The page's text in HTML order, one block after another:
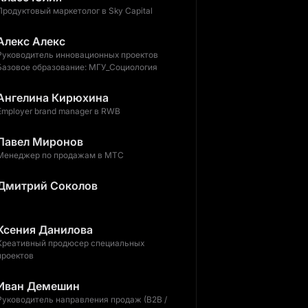
маркетолог в Sky Capital
Алекс
инновационных проектов
образование: МГУ_Социология
Кирюхина
brand manager в RWB
Миронов
по продажам в МТС
Соколов
Данилова
продюсер специальных
Демешин
направления продаж (B2B /